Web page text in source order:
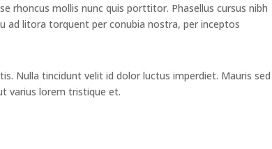
rhoncus mollis nunc quis porttitor. Phasellus cursus nibh
ad litora torquent per conubia nostra, per inceptos
Nulla tincidunt velit id dolor luctus imperdiet. Mauris sed
varius lorem tristique et.